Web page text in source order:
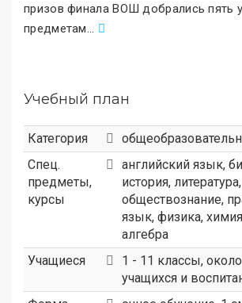
призов финала ВОШ добрались пять
предметам...
Учебный план
Категория
Спец.
предметы,
курсы
английский язык,
история,
обществознание,
язык, физика,
алгебра
Учащиеся
1 - 11 классы,
учащихся и